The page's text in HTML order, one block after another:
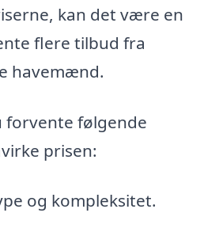
kan det være en
flere tilbud fra
havemænd.
forvente følgende
prisen:
og kompleksitet.